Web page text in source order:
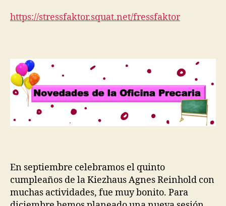
https://stressfaktor.squat.net/fressfaktor
En septiembre celebramos el quinto
cumpleaños de la Kiezhaus Agnes Reinhold con
muchas actividades, fue muy bonito. Para